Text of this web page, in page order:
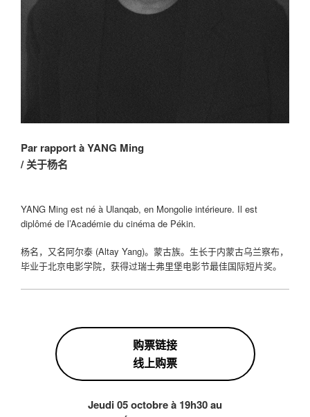
Par rapport à YANG Ming
/ 关于杨名
YANG Ming est né à Ulanqab, en Mongolie intérieure. Il est
diplômé de l’Académie du cinéma de Pékin.
杨名，又名阿尔泰 (Altay Yang)。蒙古族。生长于内蒙古乌兰察布，
毕业于北京电影学院，获得过瑞士弗里堡电影节最佳国际短片奖。
购票链接
线上购票
Jeudi 05 octobre à 19h30 au